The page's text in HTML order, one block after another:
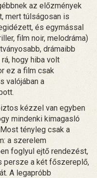
az előzmények
mert túlságosan is
és egymással
film noir, melodráma)
drámaibb
hogy hiba volt
ez a film csak
valójában a
kézzel van egyben
mindenki kimagasló
tényleg csak a
a szerelem
foglyul ejtő rendezést,
persze a két főszereplő,
A legapróbb